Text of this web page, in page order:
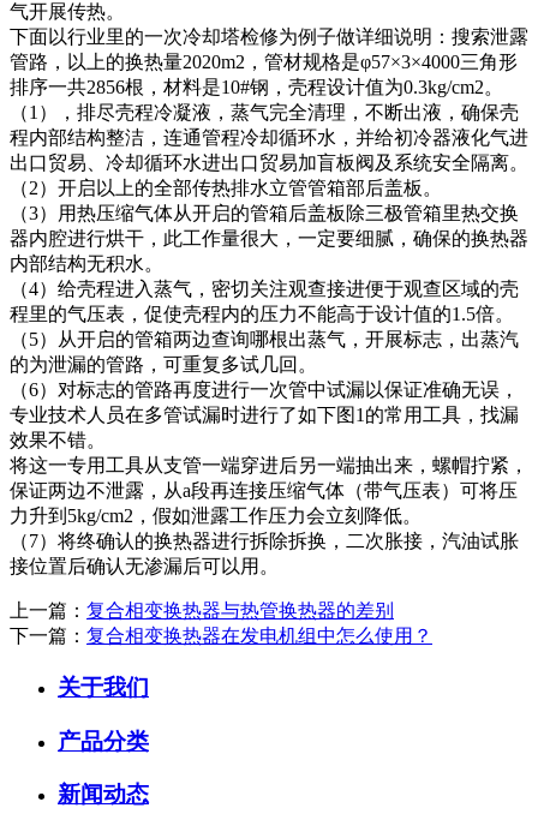
气开展传热。
下面以行业里的一次冷却塔检修为例子做详细说明：搜索泄露
管路，以上的换热量2020m2，管材规格是φ57×3×4000三角形
排序一共2856根，材料是10#钢，壳程设计值为0.3kg/cm2。
（1），排尽壳程冷凝液，蒸气完全清理，不断出液，确保壳
程内部结构整洁，连通管程冷却循环水，并给初冷器液化气进
出口贸易、冷却循环水进出口贸易加盲板阀及系统安全隔离。
（2）开启以上的全部传热排水立管管箱部后盖板。
（3）用热压缩气体从开启的管箱后盖板除三极管箱里热交换
器内腔进行烘干，此工作量很大，一定要细腻，确保的换热器
内部结构无积水。
（4）给壳程进入蒸气，密切关注观查接进便于观查区域的壳
程里的气压表，促使壳程内的压力不能高于设计值的1.5倍。
（5）从开启的管箱两边查询哪根出蒸气，开展标志，出蒸汽
的为泄漏的管路，可重复多试几回。
（6）对标志的管路再度进行一次管中试漏以保证准确无误，
专业技术人员在多管试漏时进行了如下图1的常用工具，找漏
效果不错。
将这一专用工具从支管一端穿进后另一端抽出来，螺帽拧紧，
保证两边不泄露，从a段再连接压缩气体（带气压表）可将压
力升到5kg/cm2，假如泄露工作压力会立刻降低。
（7）将终确认的换热器进行拆除拆换，二次胀接，汽油试胀
接位置后确认无渗漏后可以用。
上一篇： 复合相变换热器与热管换热器的差别
下一篇： 复合相变换热器在发电机组中怎么使用？
关于我们
产品分类
新闻动态